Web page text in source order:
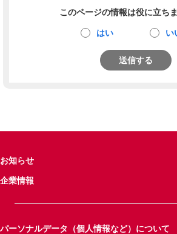
このページの情報は役に立ち
はい い
送信する
お知らせ
企業情報
パーソナルデータ（個人情報など）について